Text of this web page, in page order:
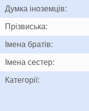
Думка іноземців:
Прізвиська:
Імена братів:
Імена сестер:
Категорії: